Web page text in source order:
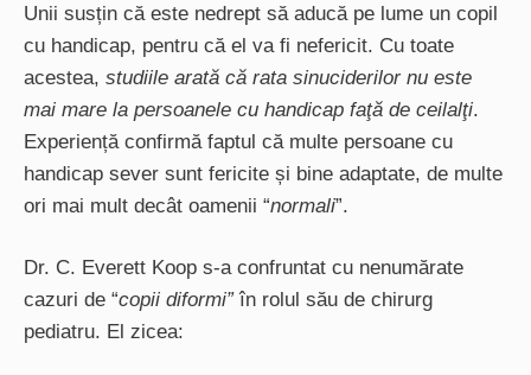
Unii susțin că este nedrept să aducă pe lume un copil
cu handicap, pentru că el va fi nefericit. Cu toate
acestea, studiile arată că rata sinuciderilor nu este
mai mare la persoanele cu handicap faţă de ceilalţi.
Experiență confirmă faptul că multe persoane cu
handicap sever sunt fericite și bine adaptate, de multe
ori mai mult decât oamenii “normali”.
Dr. C. Everett Koop s-a confruntat cu nenumărate
cazuri de “copii diformi”în rolul său de chirurg
pediatru. El zicea: